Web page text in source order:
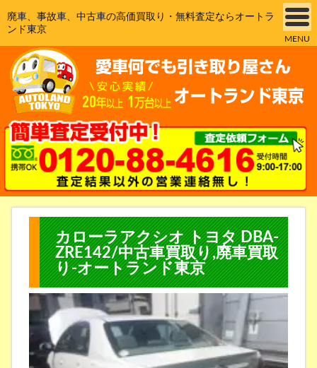
廃車、事故車、中古車の高価買取り・無料査定ならオートラ
ンド東京
MENU
カローラアクシオ トヨタ DBA-
ZRE142/中古車買取り,廃車買取
り-オートランド東京